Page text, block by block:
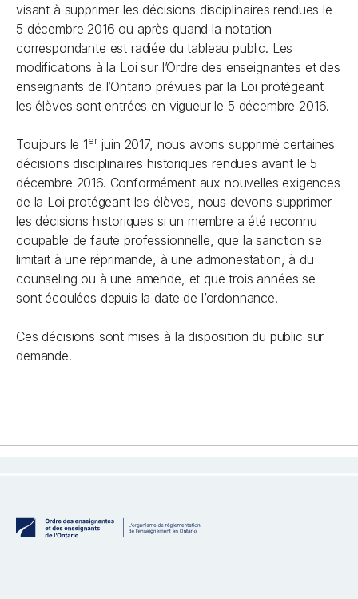
visant à supprimer les décisions disciplinaires rendues le
5 décembre 2016 ou après quand la notation
correspondante est radiée du tableau public. Les
modifications à la Loi sur l’Ordre des enseignantes et des
enseignants de l’Ontario prévues par la Loi protégeant
les élèves sont entrées en vigueur le 5 décembre 2016.
Toujours le 1erjuin 2017, nous avons supprimé certaines
décisions disciplinaires historiques rendues avant le 5
décembre 2016. Conformément aux nouvelles exigences
de la Loi protégeant les élèves, nous devons supprimer
les décisions historiques si un membre a été reconnu
coupable de faute professionnelle, que la sanction se
limitait à une réprimande, à une admonestation, à du
counseling ou à une amende, et que trois années se
sont écoulées depuis la date de l’ordonnance.
Ces décisions sont mises à la disposition du public sur
demande.